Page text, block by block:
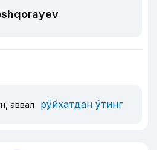
аввал рўйхатдан ўтинг